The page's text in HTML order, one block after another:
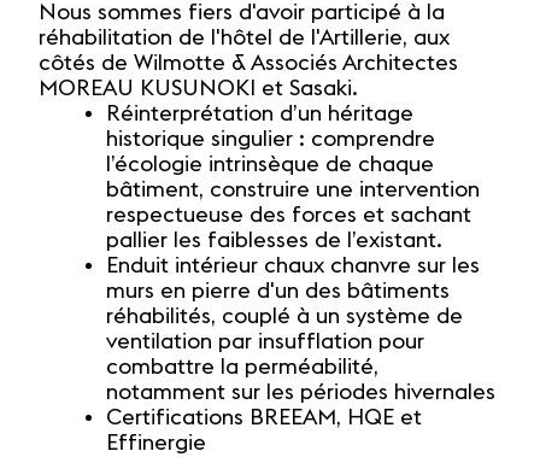
Nous sommes fiers d'avoir participé à la
réhabilitation de l'hôtel de l'Artillerie, aux
côtés de Wilmotte & Associés Architectes
MOREAU KUSUNOKI et Sasaki.
Réinterprétation d’un héritage
historique singulier : comprendre
l’écologie intrinsèque de chaque
bâtiment, construire une intervention
respectueuse des forces et sachant
pallier les faiblesses de l’existant.
Enduit intérieur chaux chanvre sur les
murs en pierre d'un des bâtiments
réhabilités, couplé à un système de
ventilation par insufflation pour
combattre la perméabilité,
notamment sur les périodes hivernales
Certifications BREEAM, HQE et
Effinergie